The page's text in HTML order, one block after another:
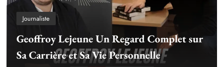
Journaliste
Geoffroy Lejeune Un Regard Complet sur
Sa Carrière et Sa Vie Personnelle